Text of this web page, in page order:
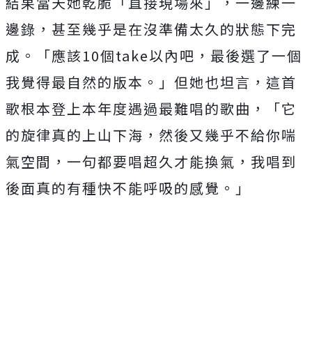
邊錄， 甚至幾乎是在沒準備太久的狀態下完
成。「應該10個take以內吧，最後選了一個
我覺得最自然的版本。」但她也坦言， 這首
歌根本登上本年度遇過最難唱的歌曲，「它
的旋律真的上山下海，然後又幾乎不給你喘
氣空間， 一句都要唱超久才能換氣，我唱到
後面真的有種快不能呼吸的感覺。 」